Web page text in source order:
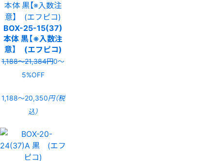
BOX-25-15(37)
本体 黒【※入数注
意】 (エフピコ)
1,188〜21,384円0〜
5%OFF
1,188〜20,350円（税
込）